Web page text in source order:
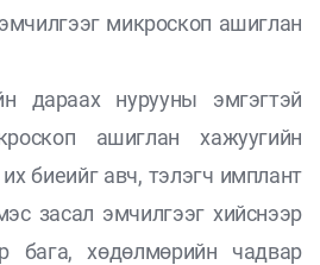
микроскоп ашиглан
дараах нурууны эмгэгтэй
ашиглан хажуугийн
биеийг авч, тэлэгч имплант
засал эмчилгээг хийснээр
бага, хөдөлмөрийн чадвар